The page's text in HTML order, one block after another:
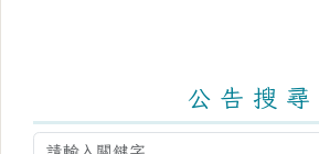
公 告 搜 尋